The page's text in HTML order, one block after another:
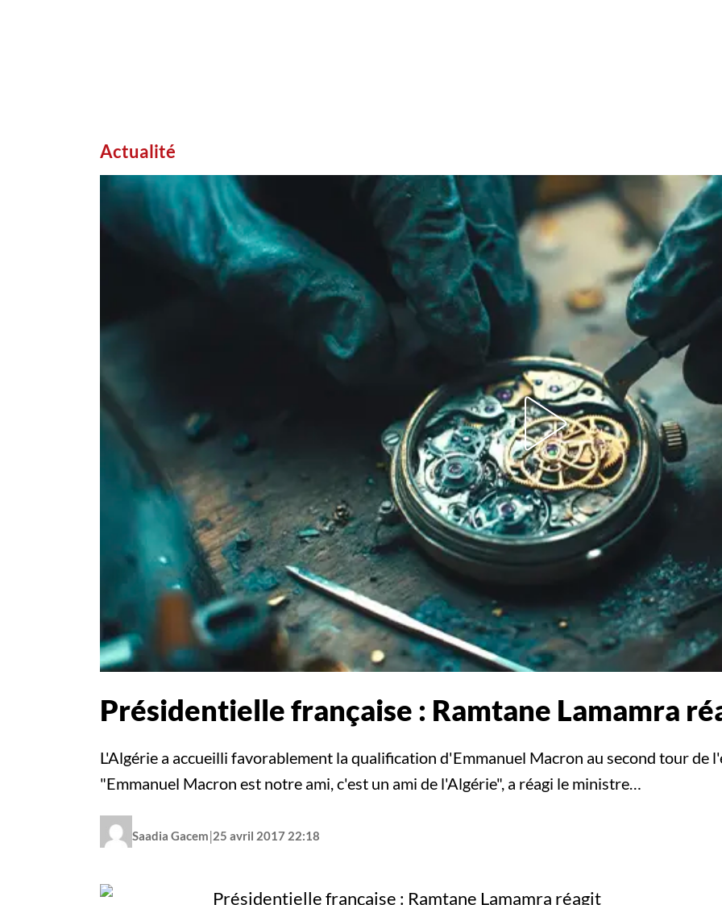
Actualité
Présidentielle française : Ramtane Lamamra
L'Algérie a accueilli favorablement la qualification d'Emmanuel Macron au second tour de
"Emmanuel Macron est notre ami, c'est un ami de l'Algérie", a réagi le ministre…
Saadia Gacem|25 avril 2017 22:18